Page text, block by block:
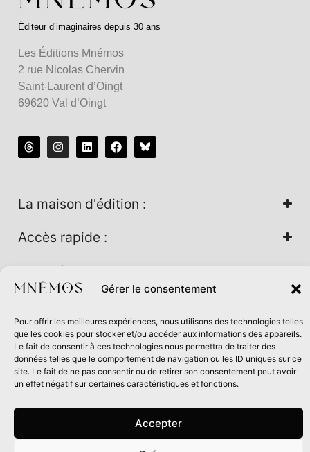
Gérer le consentement
Pour offrir les meilleures expériences, nous utilisons des technologies telles
que les cookies pour stocker et/ou accéder aux informations des appareils.
Le fait de consentir à ces technologies nous permettra de traiter des
données telles que le comportement de navigation ou les ID uniques sur ce
site. Le fait de ne pas consentir ou de retirer son consentement peut avoir
un effet négatif sur certaines caractéristiques et fonctions.
Accepter
Éditeur d’imaginaires depuis 30 ans
Les Éditions Mnémos
2 rue Nicolas Chervin
Saint-Laurent d’Oingt
69620 Val d’Oingt
La maison d'édition :
Accès rapide :
Nos univers :
Maison d’édition soutenue par la DRAC Auvergne-Rhône-
Alpes et la Région Auvergne-Rhône-Alpes dans le cadre du
Contrat de filière Livre 2024